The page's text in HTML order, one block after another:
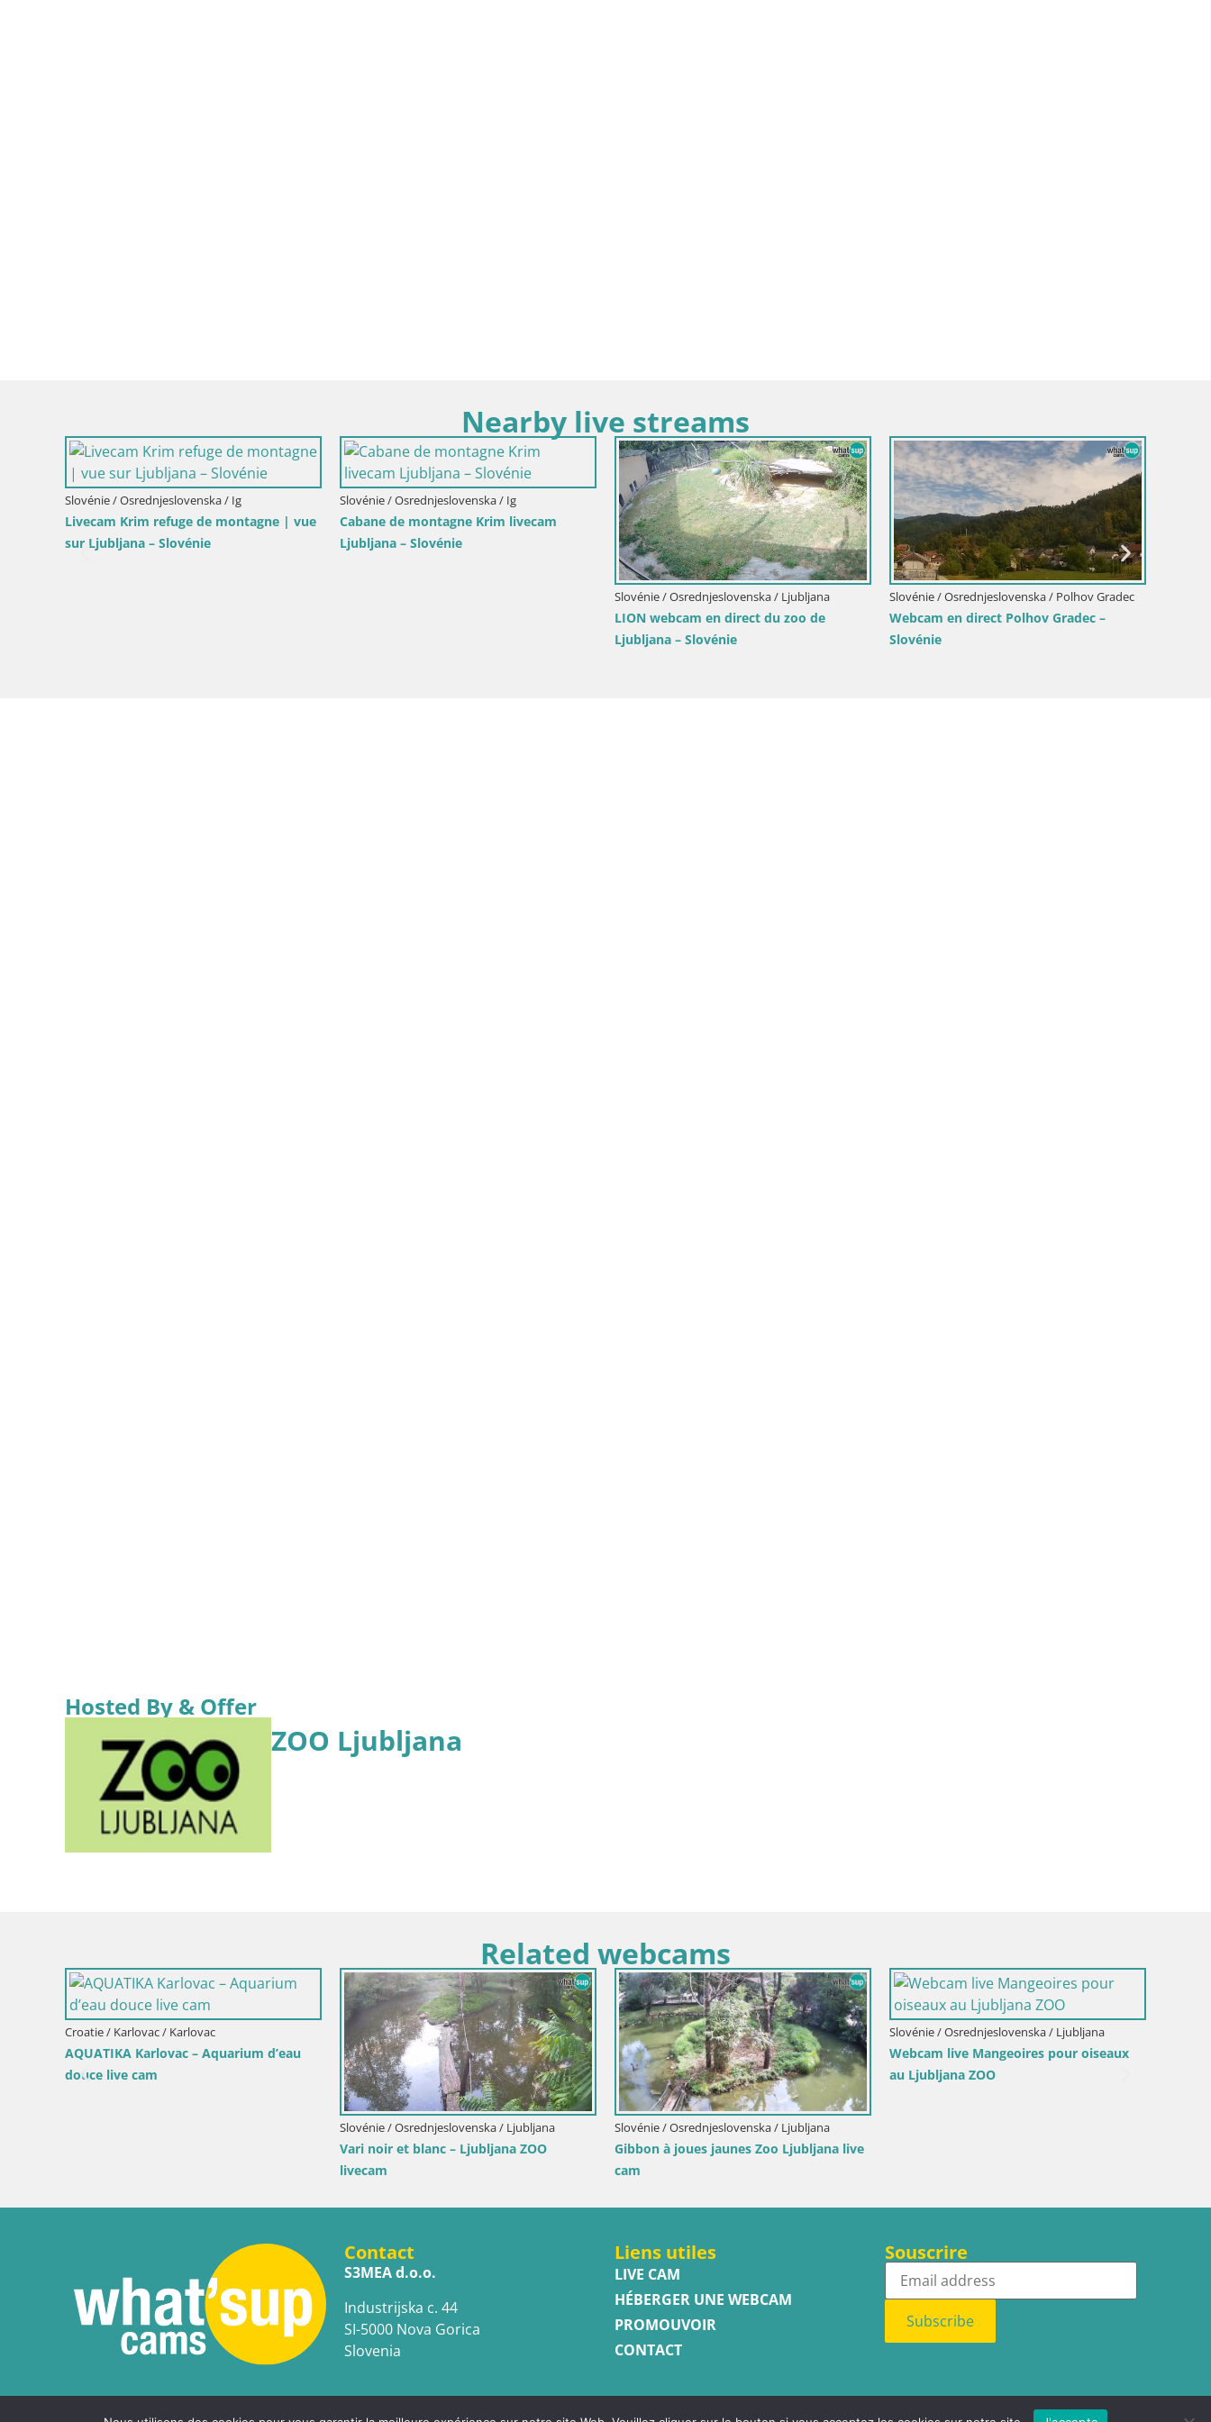
Nearby live streams
Slovénie / Osrednjeslovenska / Ig
Livecam Krim refuge de montagne | vue
sur Ljubljana – Slovénie
Slovénie / Osrednjeslovenska / Ig
Cabane de montagne Krim livecam
Ljubljana – Slovénie
Slovénie / Osrednjeslovenska / Ljubljana
LION webcam en direct du zoo de
Ljubljana – Slovénie
Slovénie / Osrednjeslovenska / Polhov Gradec
Webcam en direct Polhov Gradec –
Slovénie
Hosted By & Offer
ZOO Ljubljana
Related webcams
Croatie / Karlovac / Karlovac
AQUATIKA Karlovac – Aquarium d’eau
douce live cam
Slovénie / Osrednjeslovenska / Ljubljana
Vari noir et blanc – Ljubljana ZOO
livecam
Slovénie / Osrednjeslovenska / Ljubljana
Gibbon à joues jaunes Zoo Ljubljana live
cam
Slovénie / Osrednjeslovenska / Ljubljana
Webcam live Mangeoires pour oiseaux
au Ljubljana ZOO
Contact
S3MEA d.o.o.
Industrijska c. 44
SI-5000 Nova Gorica
Slovenia
Liens utiles
LIVE CAM
HÉBERGER UNE WEBCAM
PROMOUVOIR
CONTACT
Souscrire
Subscribe